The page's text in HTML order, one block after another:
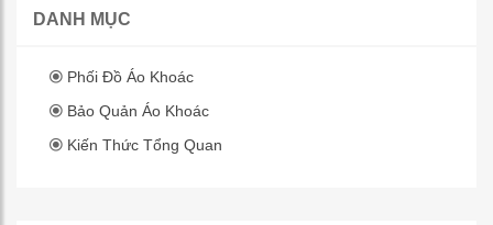
DANH MỤC
Phối Đồ Áo Khoác
Bảo Quản Áo Khoác
Kiến Thức Tổng Quan